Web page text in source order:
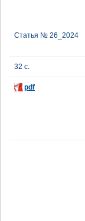
Статья № 26_2024
32 с.
pdf